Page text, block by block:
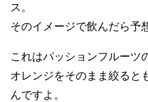
ス。
そのイメージで飲んだら予
これはパッションフルーツ
オレンジをそのまま絞ると
んですよ。